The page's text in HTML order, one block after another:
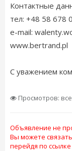
Контактные
тел: +48 58 678
e-mail:
www.bertrand.pl
С уважением
Просмотров:
Объявление не
Вы можете
перейдя по ссылке